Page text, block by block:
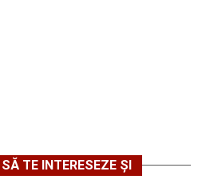
TE INTERESEZE ȘI